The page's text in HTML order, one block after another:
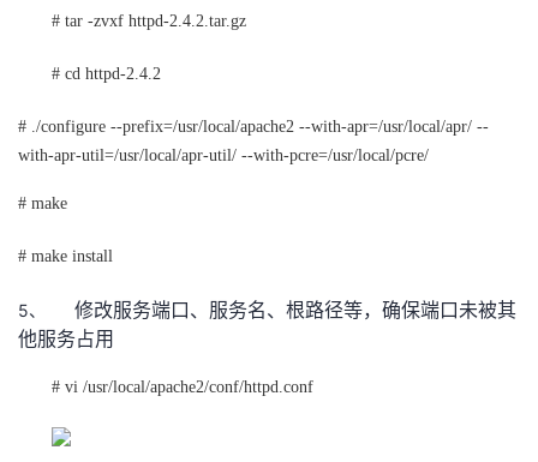
# tar -zvxf httpd-2.4.2.tar.gz
# cd httpd-2.4.2
# ./configure --prefix=/usr/local/apache2 --with-apr=/usr/local/apr/ --
with-apr-util=/usr/local/apr-util/ --with-pcre=/usr/local/pcre/
# make
# make install
5、
修改服务端口、服务名、根路径等，确保端口未被其
他服务占用
# vi /usr/local/apache2/conf/httpd.conf